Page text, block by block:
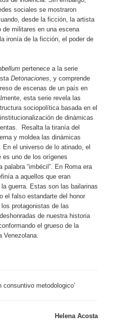
sociales se mostraron
desde la ficción, la artista
de militares en una escena
ironía de la ficción, el poder de
pertenece a la serie
Detonaciones, y comprende
de escenas de un país en
esta serie revela las
sociopolítica basada en el
de dinámicas
Resalta la tiranía del
y moldea las dinámicas
el universo de lo atinado, el
es uno de los orígenes
palabra “imbécil”. En Roma era
a aquellos que eran
guerra. Estas son las bailarinas
el falso estandarte del honor
protagonistas de las
de nuestra historia
el grueso de la
Venezolana.
consuntivo metodologico’
Helena Acosta